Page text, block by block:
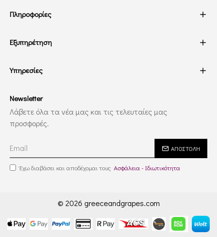
Πληροφορίες
Εξυπηρέτηση
Υπηρεσίες
Newsletter
Λάβετε όλα τα νέα μας και τις τελευταίες μας
προσφορές.
ΑΠΟΣΤΟΛΉ
Έχω διαβάσει και αποδέχομαι τους Ασφάλεια - Ιδιωτικότητα
© 2026 greeceandgrapes.com